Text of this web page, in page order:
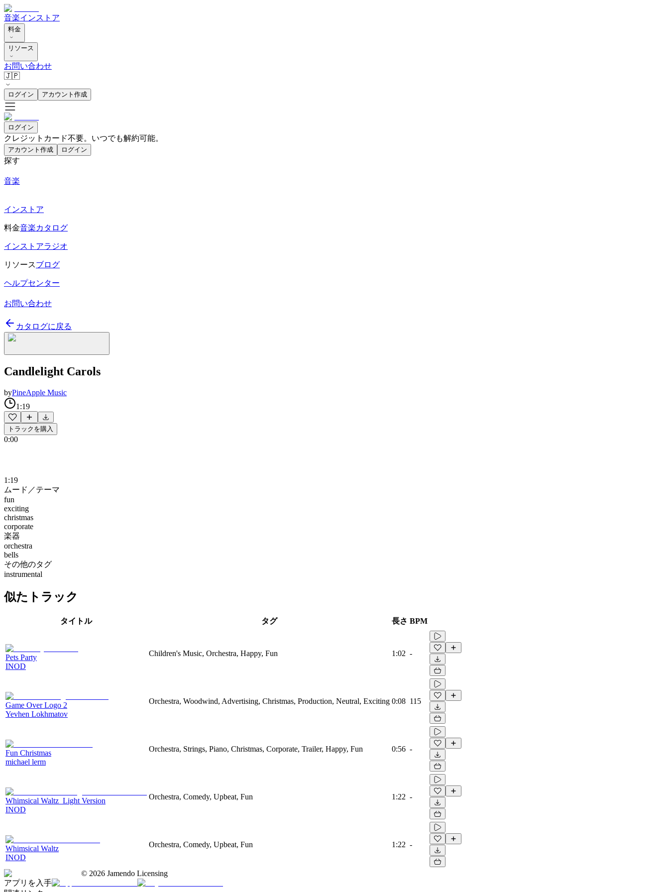
音楽インストア
料金
リソース
お問い合わせ
🇯🇵
ログイン アカウント作成
ログイン
クレジットカード不要。いつでも解約可能。
アカウント作成 ログイン
探す
音楽
インストア
料金音楽カタログ
インストアラジオ
リソースブログ
ヘルプセンター
お問い合わせ
カタログに戻る
Candlelight Carols
byPineApple Music
1:19
トラックを購入
0:00
1:19
ムード／テーマ
fun
exciting
christmas
corporate
楽器
orchestra
bells
その他のタグ
instrumental
似たトラック
タイトル タグ 長さ BPM
Pets Party
INOD
Children's Music, Orchestra, Happy, Fun 1:02 -
Game Over Logo 2
Yevhen Lokhmatov
Orchestra, Woodwind, Advertising, Christmas, Production, Neutral, Exciting 0:08 115
Fun Christmas
michael lerm
Orchestra, Strings, Piano, Christmas, Corporate, Trailer, Happy, Fun 0:56 -
Whimsical Waltz_Light Version
INOD
Orchestra, Comedy, Upbeat, Fun 1:22 -
Whimsical Waltz
INOD
Orchestra, Comedy, Upbeat, Fun 1:22 -
© 2026 Jamendo Licensing
アプリを入手